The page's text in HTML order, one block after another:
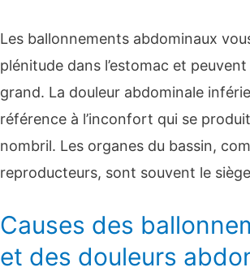
Les ballonnements abdominaux
plénitude dans l’estomac et
grand. La douleur abdominale
référence à l’inconfort qui se
nombril. Les organes du bassin,
reproducteurs, sont souvent le
Causes des
et des douleurs